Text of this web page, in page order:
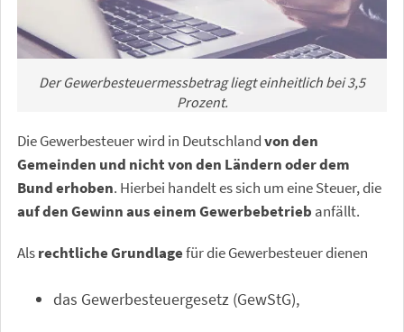
Der Gewerbesteuermessbetrag liegt einheitlich bei 3,5
Prozent.
Die Gewerbesteuer wird in Deutschlandvon den
Gemeinden und nicht von den Ländern oder dem
Bund erhoben. Hierbei handelt es sich um eine Steuer, die
auf den Gewinn aus einem Gewerbebetrieb anfällt.
Alsrechtliche Grundlagefür die Gewerbesteuer dienen
das Gewerbesteuergesetz (GewStG),